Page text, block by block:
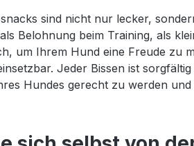
sind nicht nur lecker,
Belohnung beim Training, als
um Ihrem Hund eine Freude zu
Jeder Bissen ist
Hundes gerecht zu werden und